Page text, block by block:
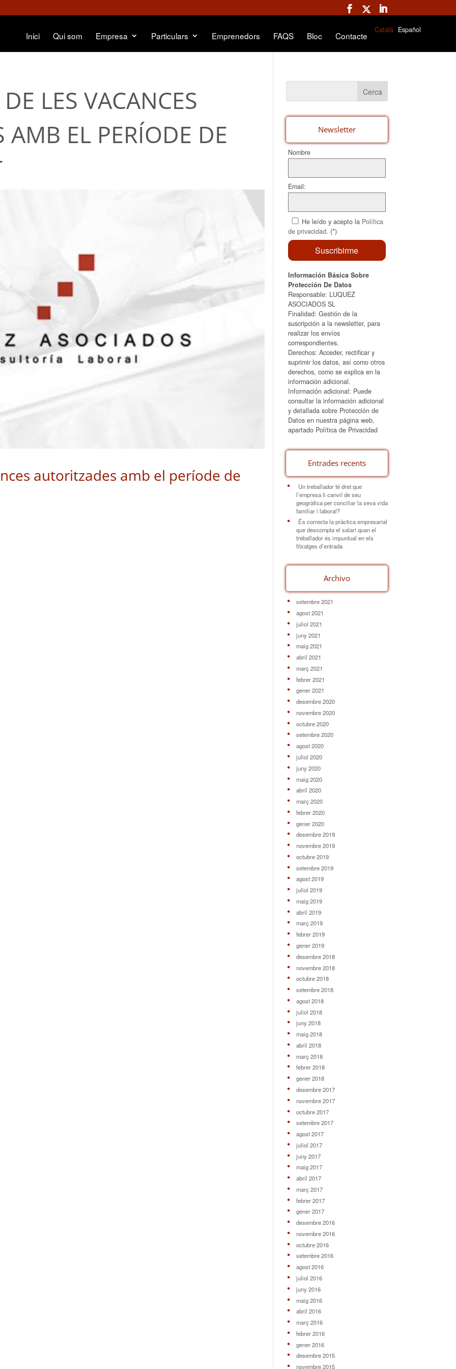
Inici Qui som Empresa Particulars Emprenedors FAQS Bloc Contacte
Català Español
LES VACANCES
AMB EL PERÍODE DE
autoritzades amb el període de
Newsletter
Nombre
Email:
He leído y acepto la Política
de privacidad. (*)
Información Básica Sobre
Protección De Datos
Responsable: LUQUEZ
ASOCIADOS SL
Finalidad: Gestión de la
suscripción a la newsletter, para
realizar los envíos
correspondientes.
Derechos: Acceder, rectificar y
suprimir los datos, así como otros
derechos, como se explica en la
información adicional.
Información adicional: Puede
consultar la información adicional
y detallada sobre Protección de
Datos en nuestra página web,
apartado Política de Privacidad
Entrades recents
Un treballador té dret que
l’empresa li canviï de seu
geogràfica per conciliar la seva vida
familiar i laboral?
És correcta la pràctica empresarial
que descompta el salari quan el
treballador és impuntual en els
fitxatges d’entrada
Archivo
setembre 2021
agost 2021
juliol 2021
juny 2021
maig 2021
abril 2021
març 2021
febrer 2021
gener 2021
desembre 2020
novembre 2020
octubre 2020
setembre 2020
agost 2020
juliol 2020
juny 2020
maig 2020
abril 2020
març 2020
febrer 2020
gener 2020
desembre 2019
novembre 2019
octubre 2019
setembre 2019
agost 2019
juliol 2019
maig 2019
abril 2019
març 2019
febrer 2019
gener 2019
desembre 2018
novembre 2018
octubre 2018
setembre 2018
agost 2018
juliol 2018
juny 2018
maig 2018
abril 2018
març 2018
febrer 2018
gener 2018
desembre 2017
novembre 2017
octubre 2017
setembre 2017
agost 2017
juliol 2017
juny 2017
maig 2017
abril 2017
març 2017
febrer 2017
gener 2017
desembre 2016
novembre 2016
octubre 2016
setembre 2016
agost 2016
juliol 2016
juny 2016
maig 2016
abril 2016
març 2016
febrer 2016
gener 2016
desembre 2015
novembre 2015